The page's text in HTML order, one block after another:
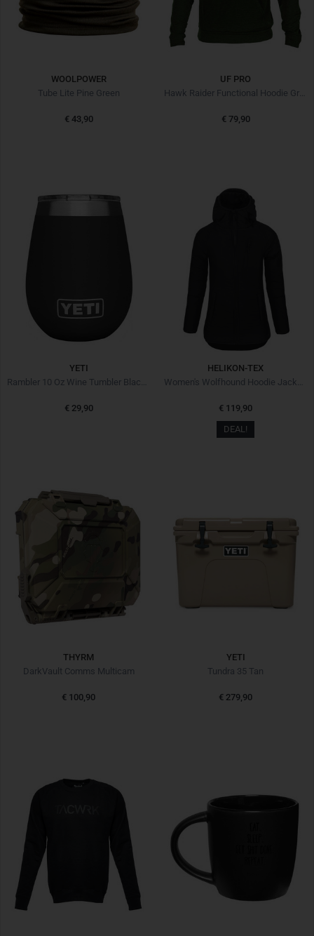
WOOLPOWER
Tube Lite Pine Green
€ 43,90
UF PRO
€ 79,90
YETI
Rambler 10 Oz Wine Tumbler Black Schwarz
€ 29,90
HELIKON-TEX
Women's Wolfhound Hoodie Jacket Black Schwarz
€ 119,90
DEAL!
THYRM
DarkVault Comms Multicam
€ 100,90
YETI
Tundra 35 Tan
€ 279,90